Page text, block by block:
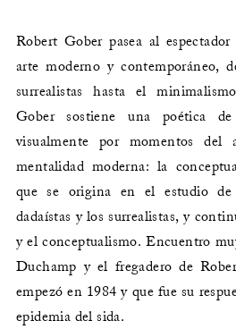
Robert Gober pasea al
arte moderno y contemporáneo,
surrealistas hasta el
Gober sostiene una poética
visualmente por momentos del
mentalidad moderna: la
que se origina en el estudio
dadaístas y los surrealistas, y
y el conceptualismo. Encuentro
Duchamp y el fregadero de
empezó en 1984 y que fue su
epidemia del sida.